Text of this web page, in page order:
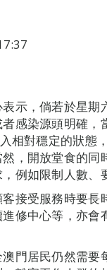
示，倘若於星
感染源頭明確
相對穩定的狀態
，開放堂食的
例如限制人數、
接受服務時要
修中心等，亦
門居民仍然需